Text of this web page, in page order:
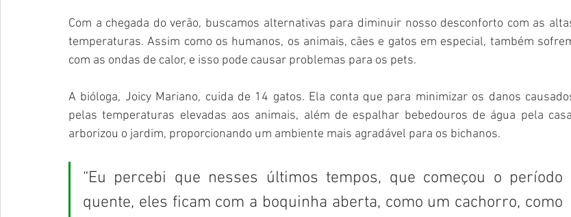
Com a chegada do verão, buscamos alternativas para diminuir nosso desconforto com as
temperaturas. Assim como os humanos, os animais, cães e gatos em especial, também
com as ondas de calor, e isso pode causar problemas para os pets.
A bióloga, Joicy Mariano, cuida de 14 gatos. Ela conta que para minimizar os danos
pelas temperaturas elevadas aos animais, além de espalhar bebedouros de água pela
arborizou o jardim, proporcionando um ambiente mais agradável para os bichanos.
“Eu percebi que nesses últimos tempos, que começou o período
quente, eles ficam com a boquinha aberta, como um cachorro, como